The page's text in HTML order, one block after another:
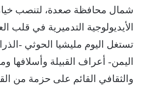
شمال محافظة صعدة، لتنصب
الأيديولوجية التدميرية في قلب
تستغل اليوم مليشيا الحوثي -
اليمن- أعراف القبيلة وأسلافها
والثقافي القائم على حزمة من